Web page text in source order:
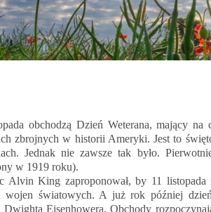
obchodzą Dzień Weterana, mający na
zbrojnych w historii Ameryki. Jest to
Jednak nie zawsze tak było.
w 1919 roku).
Alvin King zaproponował, by 11 listopada
wojen światowych. A już rok później
Dwighta Eisenhowera. Obchody